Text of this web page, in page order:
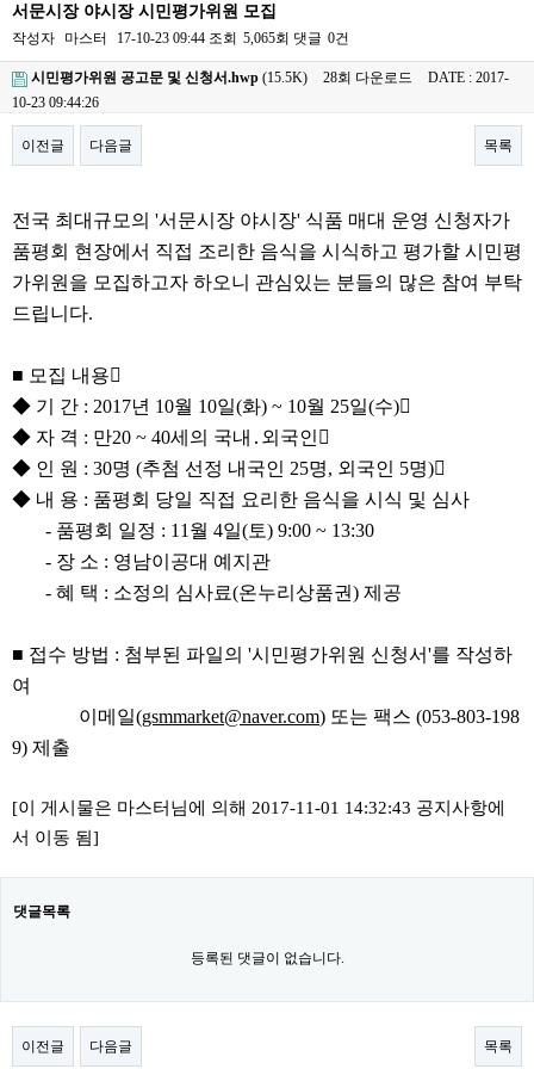
서문시장 야시장 시민평가위원 모집
작성자 마스터 17-10-23 09:44 조회 5,065회 댓글 0건
시민평가위원 공고문 및 신청서.hwp (15.5K) 28회 다운로드
DATE : 2017-
10-23 09:44:26
이전글 다음글 목록
전국 최대규모의 '서문시장 야시장' 식품 매대 운영 신청자가
품평회 현장에서 직접 조리한 음식을 시식하고 평가할 시민평
가위원을 모집하고자 하오니 관심있는 분들의 많은 참여 부탁
드립니다.
■ 모집 내용
◆ 기 간 : 2017년 10월 10일(화) ~ 10월 25일(수)
◆ 자 격 : 만20 ~ 40세의 국내 ․ 외국인 
◆ 인 원 : 30명 (추첨 선정 내국인 25명, 외국인 5명)
◆ 내 용 : 품평회 당일 직접 요리한 음식을 시식 및 심사
- 품평회 일정 : 11 월 4일(토) 9:00 ~ 13:30
- 장 소 : 영남이공대 예지관
- 혜 택 : 소정의 심사료(온누리상품권) 제공
■ 접수 방법 : 첨부된 파일의 '시민평가위원 신청서'를 작성하
여
이메일(gsmmarket@naver.com) 또는 팩스 (053-803-198
9) 제출
[이 게시물은 마스터님에 의해 2017-11-01 14:32:43 공지사항에
서 이동 됨]
댓글목록
등록된 댓글이 없습니다.
이전글 다음글 목록